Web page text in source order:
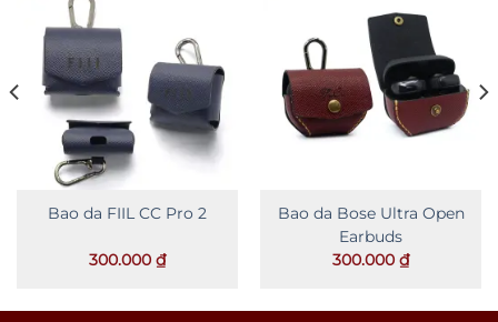
Bao da FIIL CC Pro 2
300.000 ₫
Bao da Bose Ultra Open
Earbuds
300.000 ₫